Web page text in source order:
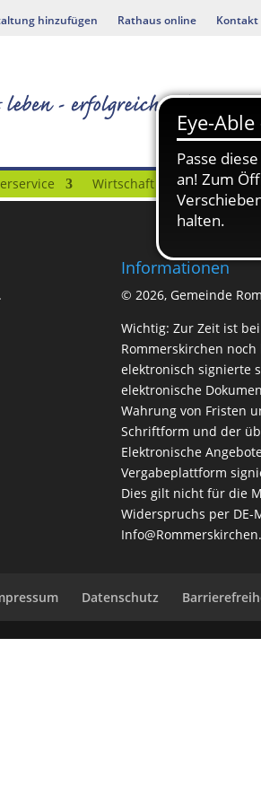
hinzufügen Rathaus online Kontakt
Wirtschaft Bauen &
Informationen
© 2026, Gemeinde
Wichtig: Zur Zeit ist
Rommerskirchen
elektronisch signierte
elektronische
Wahrung von Fristen
Schriftform und der
Elektronische
Vergabeplattform
Dies gilt nicht für die
Widerspruchs per DE-
Datenschutz